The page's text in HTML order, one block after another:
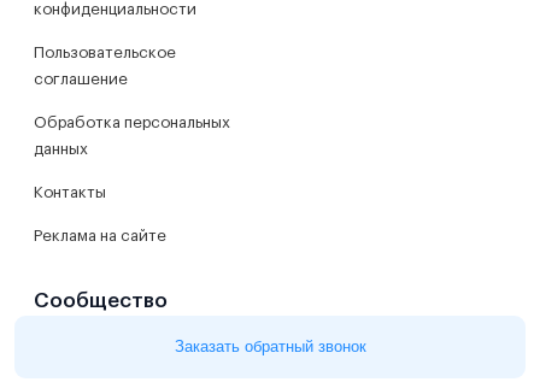
Заказать обратный звонок
конфиденциальности
Пользовательское
соглашение
Обработка персональных
данных
Контакты
Реклама на сайте
Сообщество